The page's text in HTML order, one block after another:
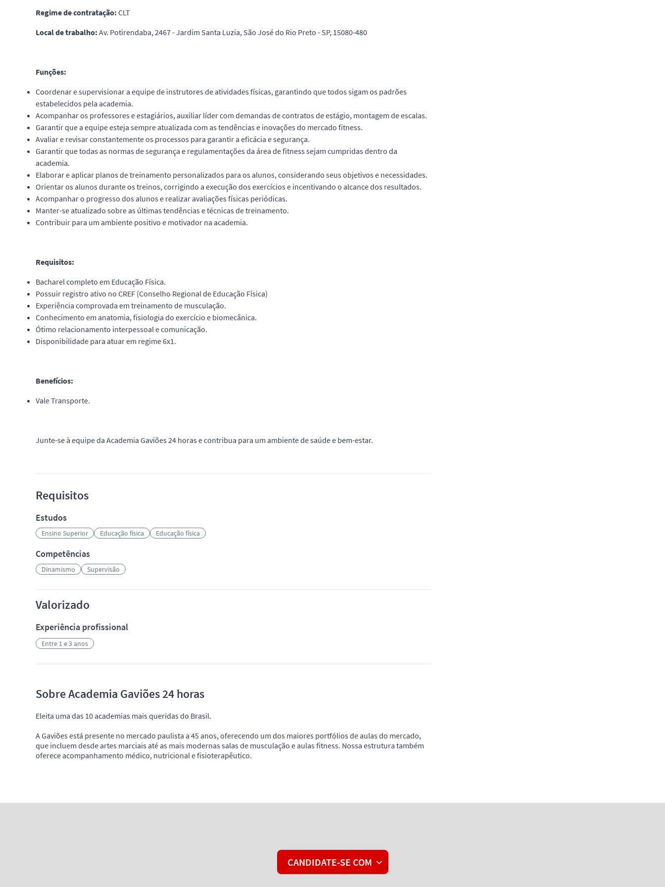
Regime de contratação: CLT
Local de trabalho: Av. Potirendaba, 2467 - Jardim Santa Luzia, São José do Rio Preto - SP, 15080-480
Funções:
Coordenar e supervisionar a equipe de instrutores de atividades físicas, garantindo que todos sigam os padrões
estabelecidos pela academia.
Acompanhar os professores e estagiários, auxiliar líder com demandas de contratos de estágio, montagem de escalas.
Garantir que a equipe esteja sempre atualizada com as tendências e inovações do mercado fitness.
Avaliar e revisar constantemente os processos para garantir a eficácia e segurança.
Garantir que todas as normas de segurança e regulamentações da área de fitness sejam cumpridas dentro da
academia.
Elaborar e aplicar planos de treinamento personalizados para os alunos, considerando seus objetivos e necessidades.
Orientar os alunos durante os treinos, corrigindo a execução dos exercícios e incentivando o alcance dos resultados.
Acompanhar o progresso dos alunos e realizar avaliações físicas periódicas.
Manter-se atualizado sobre as últimas tendências e técnicas de treinamento.
Contribuir para um ambiente positivo e motivador na academia.
Requisitos:
Bacharel completo em Educação Física.
Possuir registro ativo no CREF (Conselho Regional de Educação Física)
Experiência comprovada em treinamento de musculação.
Conhecimento em anatomia, fisiologia do exercício e biomecânica.
Ótimo relacionamento interpessoal e comunicação.
Disponibilidade para atuar em regime 6x1.
Benefícios:
Vale Transporte.
Junte-se à equipe da Academia Gaviões 24 horas e contribua para um ambiente de saúde e bem-estar.
Requisitos
Estudos
Ensino Superior Educação física Educação física
Competências
Dinamismo Supervisão
Valorizado
Experiência profissional
Entre 1 e 3 anos
Sobre Academia Gaviões 24 horas
Eleita uma das 10 academias mais queridas do Brasil.
A Gaviões está presente no mercado paulista a 45 anos, oferecendo um dos maiores portfólios de aulas do mercado,
que incluem desde artes marciais até as mais modernas salas de musculação e aulas fitness. Nossa estrutura também
oferece acompanhamento médico, nutricional e fisioterapêutico.
CANDIDATE-SE COM